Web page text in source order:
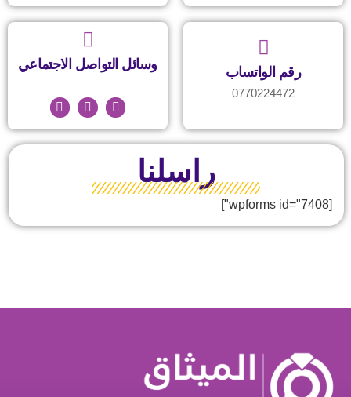
رقم الواتساب
0770224472
وسائل التواصل الاجتماعي
راسلنا
[wpforms id="7408"]